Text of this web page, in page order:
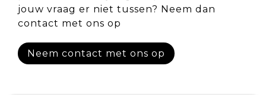
jouw vraag er niet tussen? Neem dan
contact met ons op
Neem contact met ons op